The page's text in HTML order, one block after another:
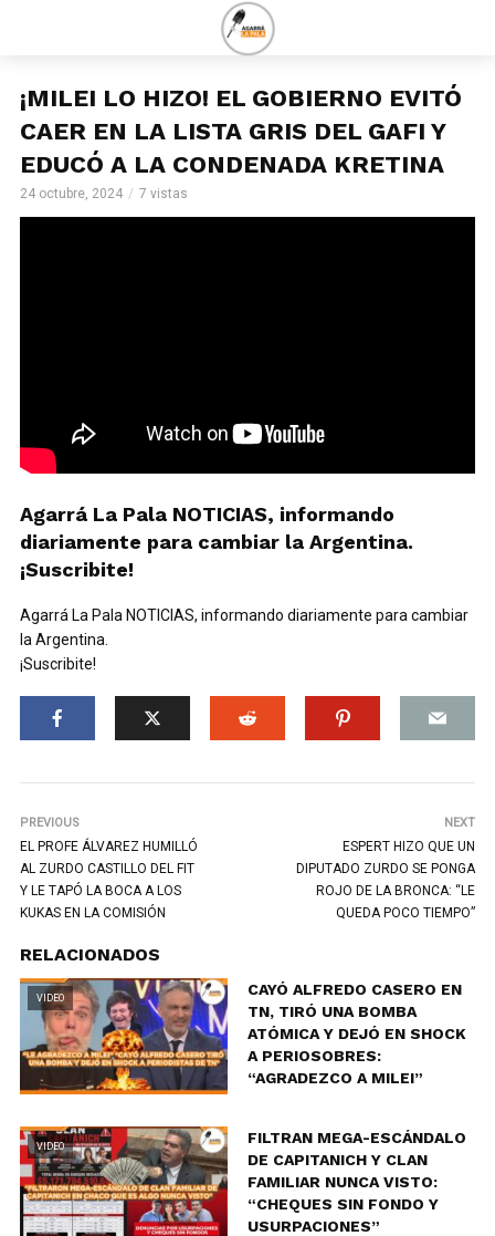
¡MILEI LO HIZO! EL GOBIERNO EVITÓ
CAER EN LA LISTA GRIS DEL GAFI Y
EDUCÓ A LA CONDENADA KRETINA
24 octubre, 2024 7 vistas
Agarrá La Pala NOTICIAS, informando
diariamente para cambiar la Argentina.
¡Suscribite!
Agarrá La Pala NOTICIAS, informando diariamente para cambiar
la Argentina.
¡Suscribite!
PREVIOUS
EL PROFE ÁLVAREZ HUMILLÓ
AL ZURDO CASTILLO DEL FIT
Y LE TAPÓ LA BOCA A LOS
KUKAS EN LA COMISIÓN
NEXT
ESPERT HIZO QUE UN
DIPUTADO ZURDO SE PONGA
ROJO DE LA BRONCA: “LE
QUEDA POCO TIEMPO”
RELACIONADOS
VIDEO
CAYÓ ALFREDO CASERO EN
TN, TIRÓ UNA BOMBA
ATÓMICA Y DEJÓ EN SHOCK
A PERIOSOBRES:
“AGRADEZCO A MILEI”
VIDEO
FILTRAN MEGA-ESCÁNDALO
DE CAPITANICH Y CLAN
FAMILIAR NUNCA VISTO:
“CHEQUES SIN FONDO Y
USURPACIONES”